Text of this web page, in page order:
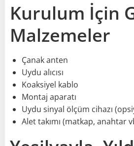
Kurulum İçin
Malzemeler
Çanak anten
Uydu alıcısı
Koaksiyel kablo
Montaj aparatı
Uydu sinyal ölçüm cihazı
Alet takımı (matkap, anahtar